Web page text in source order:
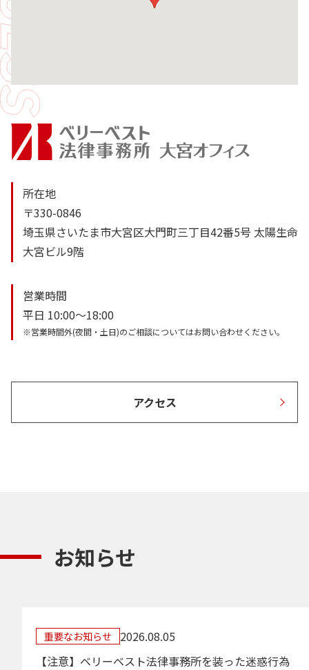
所在地
〒330-0846
埼玉県さいたま市大宮区大門町三丁目42番5号 太陽生命
大宮ビル9階
営業時間
平日 10:00～18:00
※営業時間外(夜間・土日)のご相談についてはお問い合わせください。
アクセス
お知らせ
重要なお知らせ
2026.08.05
【注意】ベリーベスト法律事務所を装った迷惑行為